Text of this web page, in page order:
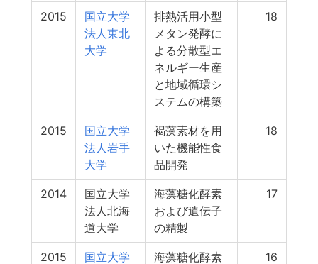
2015
国立大学
法人東北
大学
排熱活用小型
メタン発酵に
よる分散型エ
ネルギー生産
と地域循環シ
ステムの構築
18
2015
国立大学
法人岩手
大学
褐藻素材を用
いた機能性食
品開発
18
2014
国立大学
法人北海
道大学
海藻糖化酵素
および遺伝子
の精製
17
2015 国立大学 海藻糖化酵素 16